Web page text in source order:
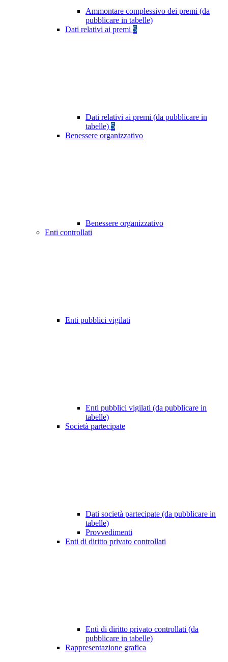
Ammontare complessivo dei premi (da
pubblicare in tabelle)
Dati relativi ai premi 5
Dati relativi ai premi (da pubblicare in
tabelle) 5
Benessere organizzativo
Benessere organizzativo
Enti controllati
Enti pubblici vigilati
Enti pubblici vigilati (da pubblicare in
tabelle)
Società partecipate
Dati società partecipate (da pubblicare in
tabelle)
Provvedimenti
Enti di diritto privato controllati
Enti di diritto privato controllati (da
pubblicare in tabelle)
Rappresentazione grafica